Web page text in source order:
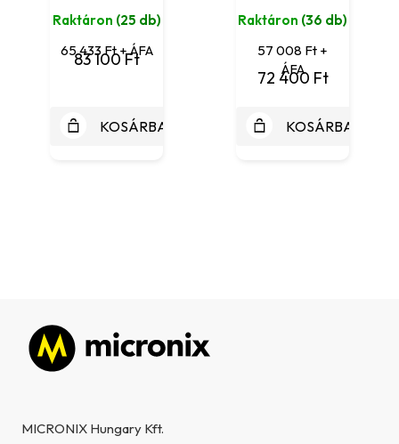
YTX20HL-BS
(12V 18Ah)
Raktáron (25 db)
65 433 Ft + ÁFA
83 100 Ft
KOSÁRBA
HJTX20HQ-FP
(12V 84Wh)
Raktáron (36 db)
57 008 Ft +
ÁFA
72 400 Ft
KOSÁRBA
Lábléc
MICRONIX Hungary Kft.